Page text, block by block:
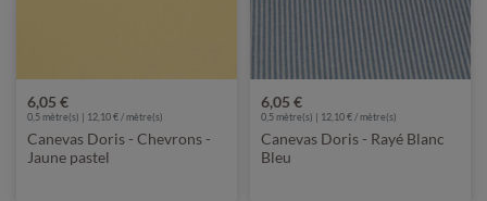
6,05 €
0,5 mètre(s) | 12,10 € / mètre(s)
Canevas Doris - Chevrons -
Jaune pastel
6,05 €
0,5 mètre(s) | 12,10 € / mètre(s)
Canevas Doris - Rayé Blanc
Bleu